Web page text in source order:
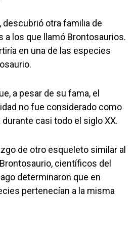
descubrió otra familia de
a los que llamó Brontosaurios.
en una de las especies
a pesar de su fama, el
no fue considerado como
casi todo el siglo XX.
de otro esqueleto similar al
científicos del
determinaron que en
pertenecían a la misma